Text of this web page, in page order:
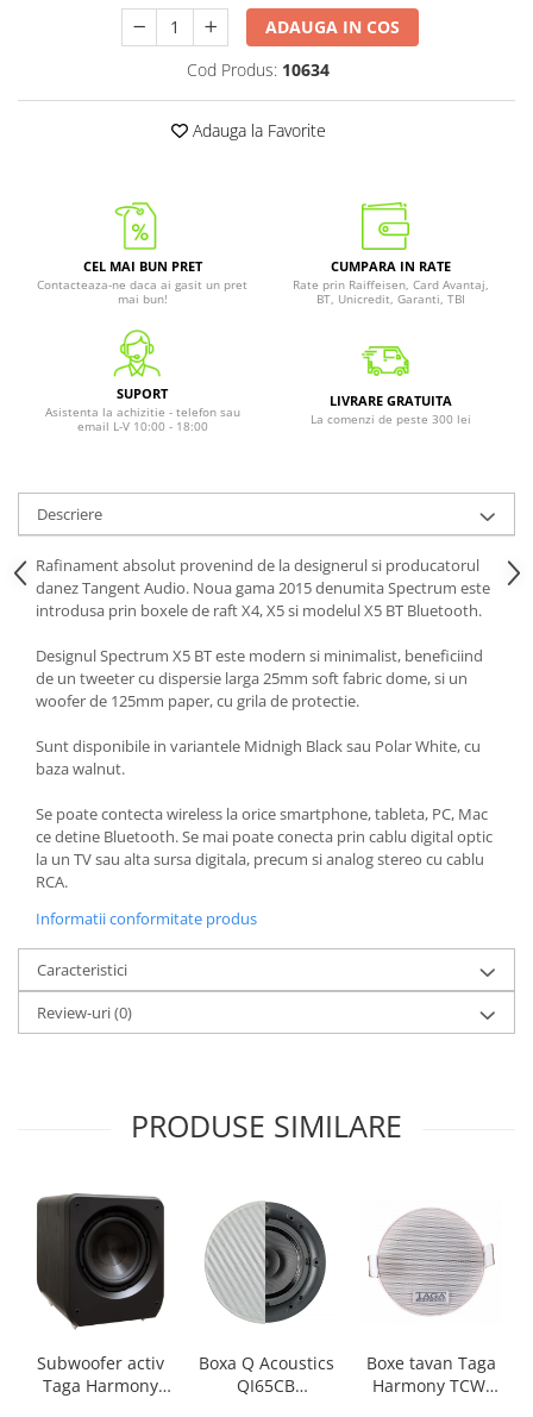
ADAUGA IN COS
Cod Produs: 10634
Adauga la Favorite
CEL MAI BUN PRET
Contacteaza-ne daca ai gasit un pret
mai bun!
CUMPARA IN RATE
Rate prin Raiffeisen, Card Avantaj,
BT, Unicredit, Garanti, TBI
SUPORT
Asistenta la achizitie - telefon sau
email L-V 10:00 - 18:00
LIVRARE GRATUITA
La comenzi de peste 300 lei
Descriere
Rafinament absolut provenind de la designerul si producatorul
danez Tangent Audio. Noua gama 2015 denumita Spectrum este
introdusa prin boxele de raft X4, X5 si modelul X5 BT Bluetooth.
Designul Spectrum X5 BT este modern si minimalist, beneficiind
de un tweeter cu dispersie larga 25mm soft fabric dome, si un
woofer de 125mm paper, cu grila de protectie.
Sunt disponibile in variantele Midnigh Black sau Polar White, cu
baza walnut.
Se poate contecta wireless la orice smartphone, tableta, PC, Mac
ce detine Bluetooth. Se mai poate conecta prin cablu digital optic
la un TV sau alta sursa digitala, precum si analog stereo cu cablu
RCA.
Informatii conformitate produs
Caracteristici
Review-uri(0)
PRODUSE SIMILARE
Subwoofer activ
Taga Harmony
Boxa Q Acoustics
QI65CB
Boxe tavan Taga
Harmony TCW-